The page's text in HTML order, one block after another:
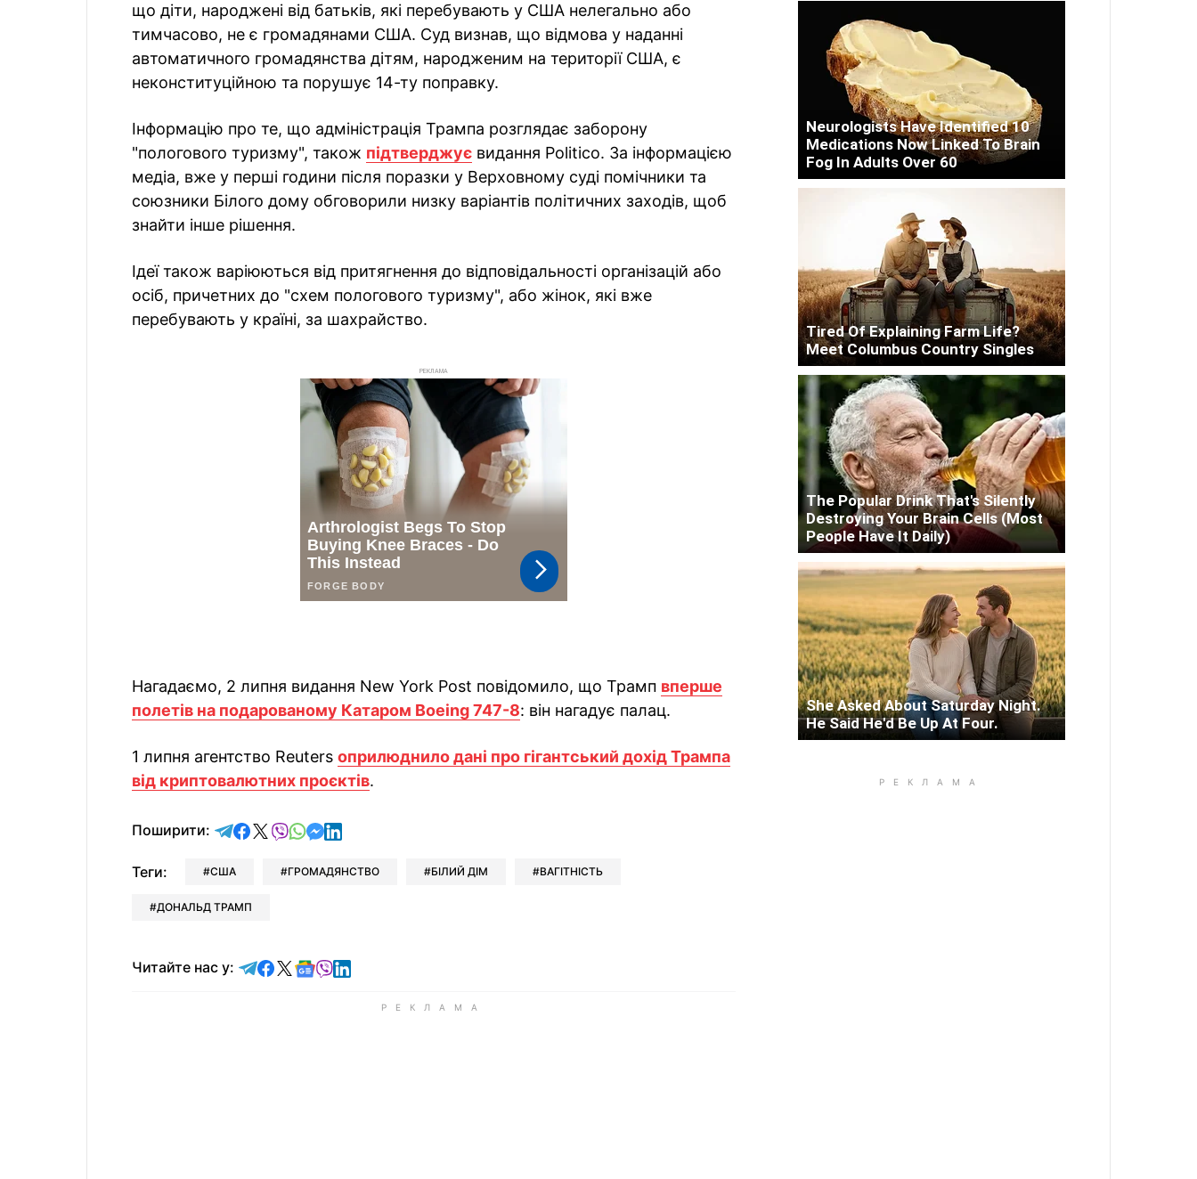
що діти, народжені від батьків, які перебувають у США нелегально або
тимчасово, не є громадянами США. Суд визнав, що відмова у наданні
автоматичного громадянства дітям, народженим на території США, є
неконституційною та порушує 14-ту поправку.
Інформацію про те, що адміністрація Трампа розглядає заборону
"пологового туризму", також підтверджує видання Politico. За інформацією
медіа, вже у перші години після поразки у Верховному суді помічники та
союзники Білого дому обговорили низку варіантів політичних заходів, щоб
знайти інше рішення.
Ідеї також варіюються від притягнення до відповідальності організацій або
осіб, причетних до "схем пологового туризму", або жінок, які вже
перебувають у країні, за шахрайство.
РЕКЛАМА
Нагадаємо, 2 липня видання New York Post повідомило, що Трамп вперше
полетів на подарованому Катаром Boeing 747-8: він нагадує палац.
1 липня агентство Reuters оприлюднило дані про гігантський дохід Трампа
від криптовалютних проєктів.
Поширити: відправити у Telegram
поділитись у Facebook
поділитись у X
відправити у Viber
відправити у Whatsapp
відправити у Messenger
відправити у LinkedIn
Теги: США ГРОМАДЯНСТВО БІЛИЙ ДІМ ВАГІТНІСТЬ
ДОНАЛЬД ТРАМП
Читайте нас у: Читайте у Telegram
Читайте у Facebook
Читайте у X
Читайте у Google news
Читайте у Viber
Читайте у LinkedIn
Neurologists Have Identified 10
Medications Now Linked To Brain
Fog In Adults Over 60
Tired Of Explaining Farm Life?
Meet Columbus Country Singles
The Popular Drink That's Silently
Destroying Your Brain Cells (Most
People Have It Daily)
She Asked About Saturday Night.
He Said He'd Be Up At Four.